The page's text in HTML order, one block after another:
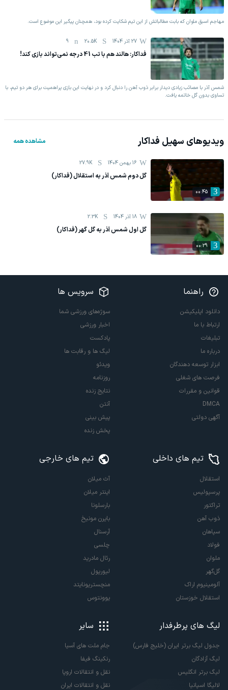
مهاجم اسبق ملوان که بابت مطالباتش از این تیم شکایت کرده بود، همچنان پیگیر این موضوع است.
27 آذر 1404 20.5K
9
فداکار: هالند هم با تب 41 درجه نمی‌تواند بازی کند!
شمس آذر با مصائب زیادی دیدار برابر ذوب آهن را دنبال کرد و در نهایت این بازی پراهمیت برای هر دو تیم، با
تساوی بدون گل خاتمه یافت.
ویدیوهای سهیل فداکار مشاهده همه
00:45
16 بهمن 1404 27.9K
گل دوم شمس آذر به استقلال (فداکار)
00:29
18 آذر 1404 2.3K
گل اول شمس آذر به گل گهر (فداکار)
راهنما
دانلود اپلیکیشن
ارتباط با ما
تبلیغات
درباره ما
ابزار توسعه دهندگان
فرصت های شغلی
قوانین و مقررات
DMCA
آگهی دولتی
سرویس ها
سوژه‌های ورزشی شما
اخبار ورزشی
پادکست
لیگ ها و رقابت ها
ویدئو
روزنامه
نتایج زنده
آنتن
پیش بینی
پخش زنده
تیم های داخلی
استقلال
پرسپولیس
تراکتور
ذوب آهن
سپاهان
فولاد
ملوان
گل‌گهر
آلومینیوم اراک
استقلال خوزستان
تیم های خارجی
آث میلان
اینتر میلان
بارسلونا
بایرن مونیخ
آرسنال
چلسی
رئال مادرید
لیورپول
منچستریونایتد
یوونتوس
لیگ های پرطرفدار
جدول لیگ برتر ایران (خلیج فارس)
لیگ آزادگان
لیگ برتر انگلیس
لالیگا اسپانیا
سایر
جام ملت های آسیا
رنکینگ فیفا
نقل و انتقالات اروپا
نقل و انتقالات ایران